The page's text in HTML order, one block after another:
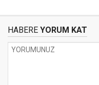
HABERE YORUM KAT